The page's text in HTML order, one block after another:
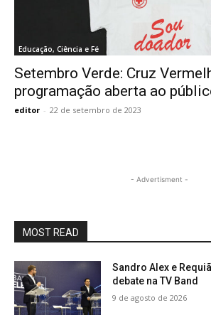
Educação, Ciência e Fé
Setembro Verde: Cruz
programação aberta ao
editor - 22 de setembro de 2023
- Advertisment -
MOST READ
Sandro Alex e
debate na TV Band
9 de agosto de 2026